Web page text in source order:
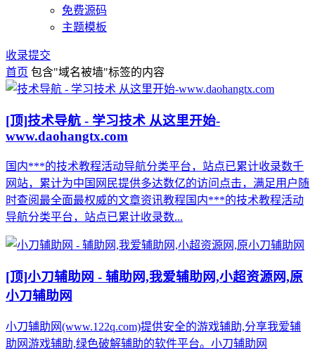
免费源码
主题模板
收录提交
首页 包含"域名被墙"标签的内容
[顶]技术导航 - 学习技术 从这里开始-
www.daohangtx.com
国内***的技术教程活动导航分类平台，站点已累计收录数千
网站，累计为中国网民提供多达数亿的访问点击，满足用户随
时查阅最全面最权威的文章资讯教程国内***的技术教程活动
导航分类平台，站点已累计收录数...
[顶]小刀辅助网 - 辅助网,我爱辅助网,小超资源网,原
小刀辅助网
小刀辅助网(www.122q.com)提供安全的游戏辅助,分享我爱辅
助网游戏辅助,绿色破解辅助的软件平台。小刀辅助网